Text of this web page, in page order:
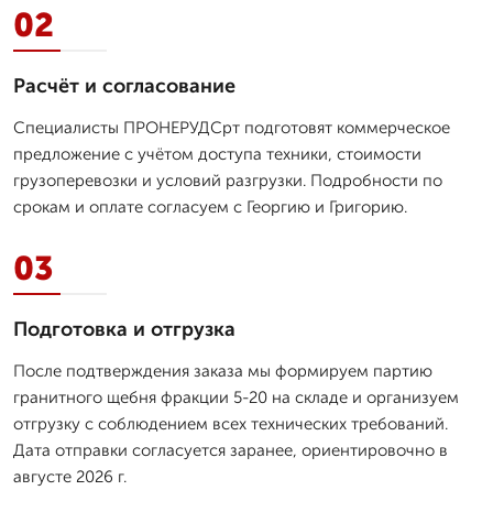
02
Расчёт и согласование
Специалисты ПРОНЕРУДСрт подготовят коммерческое
предложение с учётом доступа техники, стоимости
грузоперевозки и условий разгрузки. Подробности по
срокам и оплате согласуем с Георгию и Григорию.
03
Подготовка и отгрузка
После подтверждения заказа мы формируем партию
гранитного щебня фракции 5-20 на складе и организуем
отгрузку с соблюдением всех технических требований.
Дата отправки согласуется заранее, ориентировочно в
августе 2026 г.